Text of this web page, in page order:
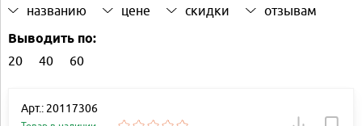
названию цене скидки отзывам
Выводить по:
20 40 60
Арт.: 20117306